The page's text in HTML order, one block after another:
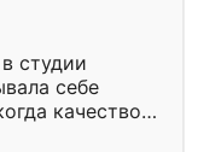
студии
себе
качеством
уже почти